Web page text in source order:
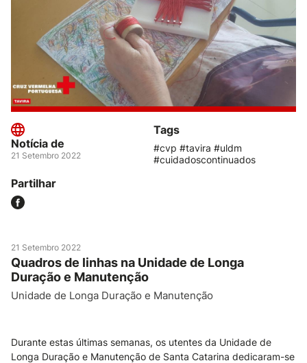
Notícia de
21 Setembro 2022
Tags
#cvp #tavira #uldm
#cuidadoscontinuados
Partilhar
21 Setembro 2022
Quadros de linhas na Unidade de Longa
Duração e Manutenção
Unidade de Longa Duração e Manutenção
Durante estas últimas semanas, os utentes da Unidade de
Longa Duração e Manutenção de Santa Catarina dedicaram-se